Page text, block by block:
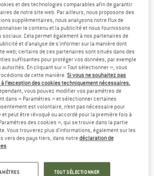
€
(6)
-35 %
STOIC
Women's DalslandSt. Gravel Bib
Pantalon de cyclisme
(0)
et des technologies comparables afin de garantir
de notre site web. Par ailleurs, nous proposons des
supplémentaires, nous analysons notre flux de
le contenu et la publicité et nous fournissons
Cela permet également à nos partenaires de
et d'analyse de s'informer sur la manière dont
web; certains de ces partenaires sont situés dans des
suffisantes pour protéger vos données, par exemple
En cliquant sur « Tout sélectionner », vous
de cette manière.Si vous ne souhaitez pas
l’exception des cookies techniquement nécessaires,
vous pouvez modifier vos paramètres de
dans « Paramètres » et sélectionner certaines
est volontaire, n’est pas nécessaire pour
peut être révoqué ou accordé pour la première fois à
des cookies », qui se trouve dans la partie
Vous trouverez plus d'informations, également sur les
vers des pays tiers, dans notredéclaration de
.
TOUT SÉLECTIONNER